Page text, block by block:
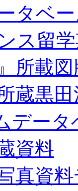
タベ
ス留
所載
蔵黒
データ
資料
真資